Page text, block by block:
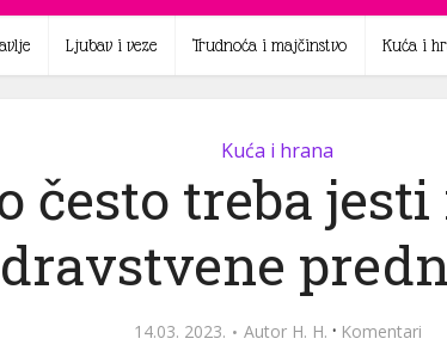
Ljubav i veze Trudnoća i majčinstvo Kuća i
Kuća i hrana
često treba
14.03. 2023. Autor H. H. · Komentari